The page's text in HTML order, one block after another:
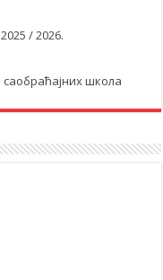
/ 2026.
школа